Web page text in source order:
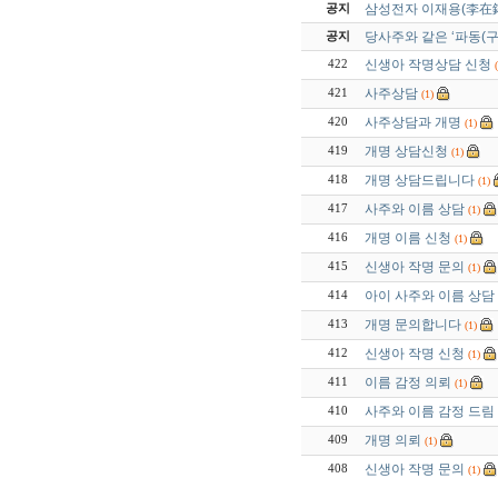
공지 삼성전자 이재용(李
공지 당사주와 같은 ‘파동(
422 신생아 작명상담 신청
421 사주상담 (1)
420 사주상담과 개명 (1)
419 개명 상담신청 (1)
418 개명 상담드립니다 (1)
417 사주와 이름 상담 (1)
416 개명 이름 신청 (1)
415 신생아 작명 문의 (1)
414 아이 사주와 이름 상담
413 개명 문의합니다 (1)
412 신생아 작명 신청 (1)
411 이름 감정 의뢰 (1)
410 사주와 이름 감정 드림
409 개명 의뢰 (1)
408 신생아 작명 문의 (1)